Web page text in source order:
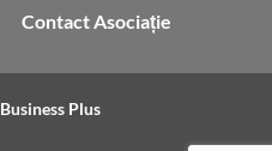
Contact Asociație
Business Plus